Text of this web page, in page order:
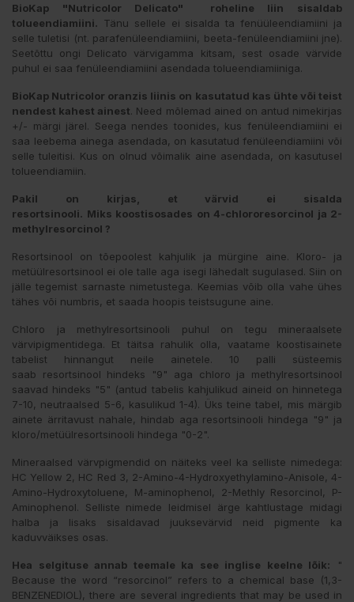
BioKap "Nutricolor Delicato" roheline liin sisaldab
tolueendiamiini. Tänu sellele ei sisalda ta fenüüleendiamiini ja
selle tuletisi (nt. parafenüleendiamiini, beeta-fenüleendiamiini jne).
Seetõttu ongi Delicato värvigamma kitsam, sest osade värvide
puhul ei saa fenüleendiamiini asendada tolueendiamiiniga.
BioKap Nutricolor oranzis liinis on kasutatud kas ühte või teist
nendest kahest ainest. Need mõlemad ained on antud nimekirjas
+/- märgi järel. Seega nendes toonides, kus fenüleendiamiini ei
saa leebema ainega asendada, on kasutatud fenüleendiamiini või
selle tuleitisi. Kus on olnud võimalik aine asendada, on kasutusel
tolueendiamiin.
Pakil on kirjas, et värvid ei sisalda
resortsinooli. Miks koostisosades on 4-chlororesorcinol ja 2-
methylresorcinol ?
Resortsinool on tõepoolest kahjulik ja mürgine aine. Kloro- ja
metüülresortsinool ei ole talle aga isegi lähedalt sugulased. Siin on
jälle tegemist sarnaste nimetustega. Keemias võib olla vahe ühes
tähes või numbris, et saada hoopis teistsugune aine.
Chloro ja methylresortsinooli puhul on tegu mineraalsete
värvipigmentidega. Et täitsa rahulik olla, vaatame koostisainete
tabelist hinnangut neile ainetele. 10 palli süsteemis
saab resortsinool hindeks "9" aga chloro ja methylresortsinool
saavad hindeks "5" (antud tabelis kahjulikud aineid on hinnetega
7-10, neutraalsed 5-6, kasulikud 1-4). Üks teine tabel, mis märgib
ainete ärritavust nahale, hindab aga resortsinooli hindega "9" ja
kloro/metüülresortsinooli hindega "0-2".
Mineraalsed värvpigmendid on näiteks veel ka selliste nimedega:
HC Yellow 2, HC Red 3, 2-Amino-4-Hydroxyethylamino-Anisole, 4-
Amino-Hydroxytoluene, M-aminophenol, 2-Methly Resorcinol, P-
Aminophenol. Selliste nimede leidmisel ärge kahtlustage midagi
halba ja lisaks sisaldavad juuksevärvid neid pigmente ka
kaduvväikses osas.
Hea selgituse annab teemale ka see inglise keelne lõik: "
Because the word “resorcinol” refers to a chemical base (1,3-
BENZENEDIOL), there are several ingredients that may be used in